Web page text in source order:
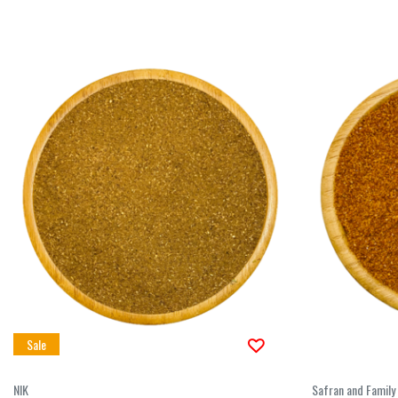
Sale
NIK Safran and Family